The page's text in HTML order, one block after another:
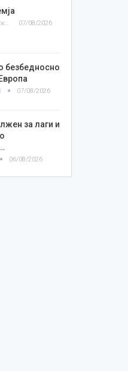
Златко Теодосиевски 07/08/2026
безбедносно
07/08/2026
за лаги и
06/08/2026